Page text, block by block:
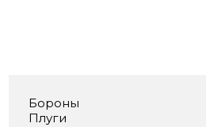
Бороны
Плуги